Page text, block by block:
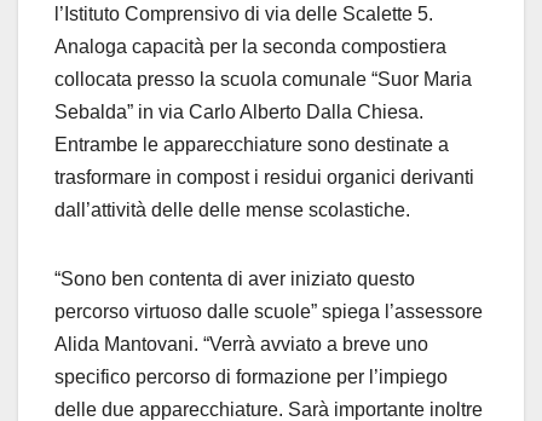
l’Istituto Comprensivo di via delle Scalette 5.
Analoga capacità per la seconda compostiera
collocata presso la scuola comunale “Suor Maria
Sebalda” in via Carlo Alberto Dalla Chiesa.
Entrambe le apparecchiature sono destinate a
trasformare in compost i residui organici derivanti
dall’attività delle delle mense scolastiche.
“Sono ben contenta di aver iniziato questo
percorso virtuoso dalle scuole” spiega l’assessore
Alida Mantovani. “Verrà avviato a breve uno
specifico percorso di formazione per l’impiego
delle due apparecchiature. Sarà importante inoltre